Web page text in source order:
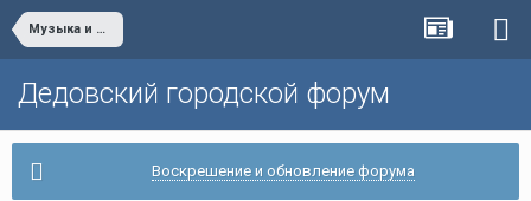
Музыка и видеоклипы
Дедовский городской форум
Воскрешение и обновление форума